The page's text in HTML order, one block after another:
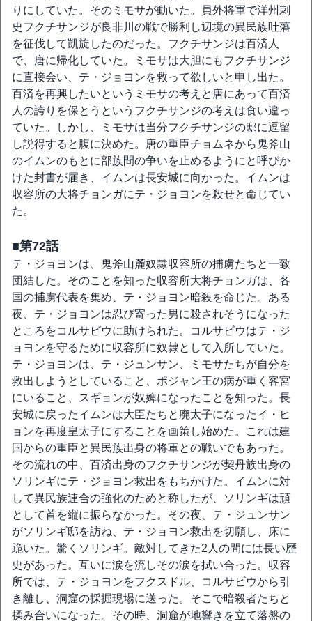
りにしていた。そのミモサが動いた。員外将軍で洋州刺
史フクチサンジが良非川の戦で勝利し辺境の異民族吐藩
を征伐して凱旋したのだった。フクチサンジは百済人
で、唐に帰化していた。ミモサは大胆にもフクチサンジ
に直接会い、テ・ジョヨンを救って欲しいと申し出た。
百済を再興したいというミモサの考えと唐にあって百済
人の誇りを保とうというフクチサンジの考えは食い違っ
ていた。しかし、ミモサは当分フクチサンジの邸に逗留
し説得すると腹に決めた。唐の重臣チョムネから鬼斧山
のイムンのもとに部族間の争いを止めるようにと呼びか
けた封書が届き、イムンは長安城に向かった。イムンは
収容所の大将チョンガにテ・ジョヨンを殺せと命じてい
た。
■第72話
テ・ジョヨンは、鬼斧山麓奴隷収容所の捕虜たちと一致
団結した。そのことを知った収容所大将チョンガは、各
国の捕虜代表を集め、テ・ジョヨン暗殺を命じた。ある
夜、テ・ジョヨンは忍び寄った男に殺されそうになった
ところをコルサビウに助けられた。コルサビウはテ・ジ
ョヨンを守るために収容所に奴隷として入所していた。
テ・ジョヨンは、テ・ジュンサン、ミモサたちが自分を
救出しようとしていること、ポジャン王の病が重く客宮
にいること、スギョンが奴婢になったことを知った。長
安城に戻ったイムンは大臣たちと廃太子になったイ・ヒ
ョンを再度皇太子にすることを画策し始めた。これは建
国からの重臣と異民族出身の将軍との戦いでもあった。
その流れの中、百済出身のフクチサンジが契丹族出身の
ソリンギにテ・ジョヨン救出をもちかけた。イムンに対
して異民族連合の強化のためと称したが、ソリンギは頑
として首を縦に振らなかった。その夜、テ・ジュンサン
がソリンギ邸を訪ね、テ・ジョヨン救出を切願し、床に
跪いた。驚くソリンギ。敵対してきた2人の間には長い歴
史があった。互いに涙を流しその涙を拭い合った。収容
所では、テ・ジョヨンをフクスドル、コルサビウから引
き離し、洞窟の採掘現場に送った。そこで暗殺者たちと
揉み合いになった。その時、洞窟が地響きを立て落盤の